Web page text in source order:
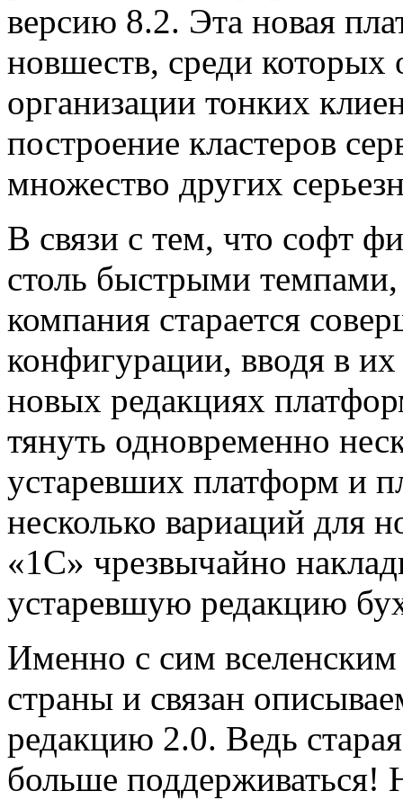
версию 8.2. Эта новая
новшеств, среди
организации тонких
построение кластеров
множество других
В связи с тем, что софт
столь быстрыми
компания старается
конфигурации, вводя в
новых редакциях
тянуть одновременно
устаревших платформ и
несколько вариаций для
«1С» чрезвычайно
устаревшую редакцию
Именно с сим вселенским
страны и связан
редакцию 2.0. Ведь
больше поддерживаться!